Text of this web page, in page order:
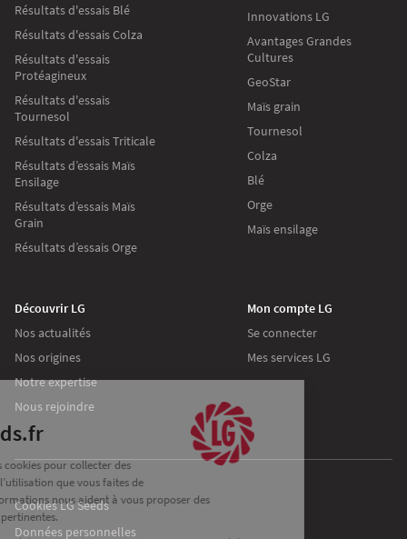
Résultats d'essais Blé
Résultats d'essais Colza
Résultats d'essais
Protéagineux
Résultats d'essais
Tournesol
Résultats d'essais Triticale
Résultats d’essais Maïs
Ensilage
Résultats d’essais Maïs
Grain
Résultats d’essais Orge
Innovations LG
Avantages Grandes
Cultures
GeoStar
Maïs grain
Tournesol
Colza
Blé
Orge
Maïs ensilage
Découvrir LG
Nos actualités
Nos origines
Notre expertise
Nous rejoindre
Mon compte LG
Se connecter
Mes services LG
Cookies LG Seeds
Données personnelles
Continuer sans accepter
Les cookies
Sur lgseeds.fr
Nous utilisons des cookies pour collecter des
informations sur l’utilisation que vous faites de
notre site. Ces informations nous aident à vous proposer des
communications pertinentes.